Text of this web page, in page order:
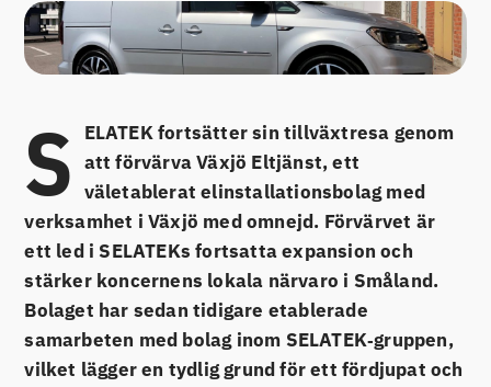
S
ELATEK fortsätter sin tillväxtresa genom
att förvärva Växjö Eltjänst, ett
väletablerat elinstallationsbolag med
verksamhet i Växjö med omnejd. Förvärvet är
ett led i SELATEKs fortsatta expansion och
stärker koncernens lokala närvaro i Småland.
Bolaget har sedan tidigare etablerade
samarbeten med bolag inom SELATEK‑gruppen,
vilket lägger en tydlig grund för ett fördjupat och